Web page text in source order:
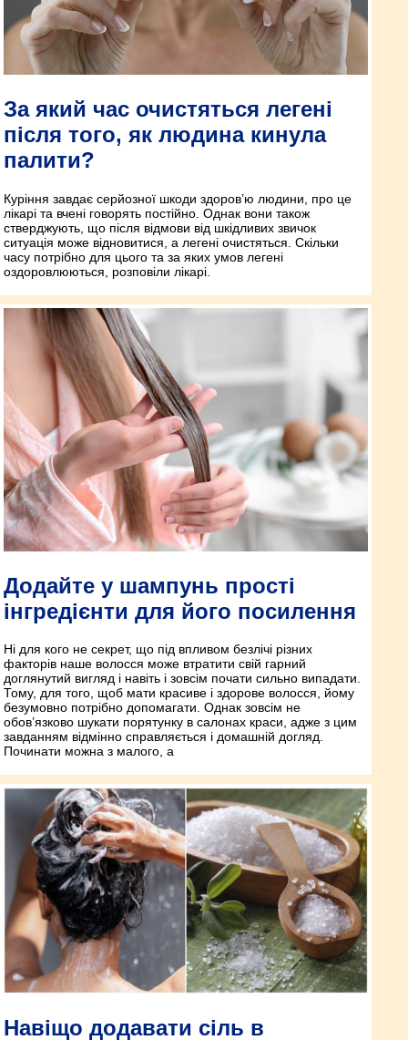
За який час очистяться легені
після того, як людина кинула
палити?
Куріння завдає серйозної шкоди здоров’ю людини, про це
лікарі та вчені говорять постійно. Однак вони також
стверджують, що після відмови від шкідливих звичок
ситуація може відновитися, а легені очистяться. Скільки
часу потрібно для цього та за яких умов легені
оздоровлюються, розповіли лікарі.
Додайте у шампунь прості
інгредієнти для його посилення
Ні для кого не секрет, що під впливом безлічі різних
факторів наше волосся може втратити свій гарний
доглянутий вигляд і навіть і зовсім почати сильно випадати.
Тому, для того, щоб мати красиве і здорове волосся, йому
безумовно потрібно допомагати. Однак зовсім не
обов’язково шукати порятунку в салонах краси, адже з цим
завданням відмінно справляється і домашній догляд.
Починати можна з малого, а
Навіщо додавати сіль в